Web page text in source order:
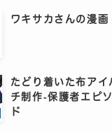
ワキサカさんの漫画
たどり着いた布アイ
チ制作‐保護者エピ
ド